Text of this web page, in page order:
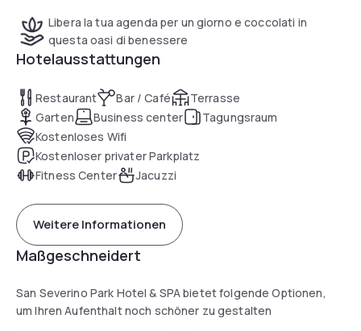
Libera la tua agenda per un giorno e coccolati in
questa oasi di benessere
Hotelausstattungen
Restaurant Bar / Café
Terrasse
Garten
Business center
Tagungsraum
Kostenloses Wifi
Kostenloser privater Parkplatz
Fitness Center
Jacuzzi
Weitere Informationen
Maßgeschneidert
San Severino Park Hotel & SPA bietet folgende Optionen,
um Ihren Aufenthalt noch schöner zu gestalten